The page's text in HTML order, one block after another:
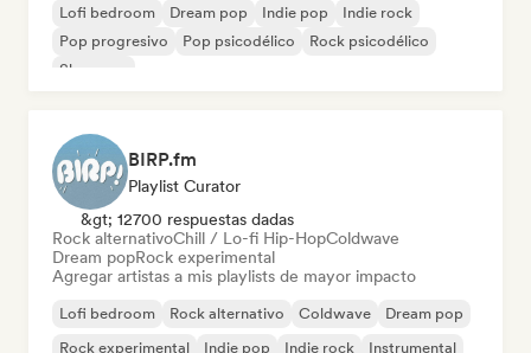
Lofi bedroom Dream pop Indie pop
Indie rock
Pop progresivo
Pop psicodélico
Rock psicodélico
Shoegaze
BIRP.fm
Playlist Curator
&gt; 12700 respuestas dadas
Rock alternativoChill / Lo-fi Hip-HopColdwave
Dream popRock experimental
Agregar artistas a mis playlists de mayor impacto
Lofi bedroom Rock alternativo Coldwave
Dream pop
Rock experimental
Indie pop Indie rock Instrumental